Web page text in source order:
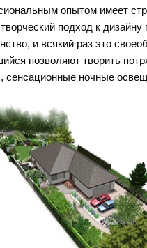
опытом имеет
подход к
и всякий раз это
позволяют творить
сенсационные ночные